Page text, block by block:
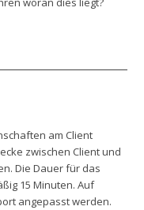
am Client
zwischen Client und
Die Dauer für das
15 Minuten. Auf
angepasst werden.